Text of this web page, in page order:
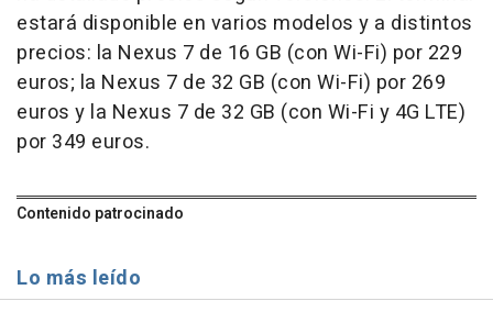
estará disponible en varios modelos y a distintos
precios: la Nexus 7 de 16 GB (con Wi-Fi) por 229
euros; la Nexus 7 de 32 GB (con Wi-Fi) por 269
euros y la Nexus 7 de 32 GB (con Wi-Fi y 4G LTE)
por 349 euros.
Contenido patrocinado
Lo más leído